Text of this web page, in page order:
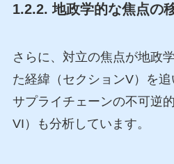
1.2.2. 地政学的な焦点の
さらに、対立の焦点が地政
た経緯（セクションV）を
サプライチェーンの不可逆
VI）も分析しています。